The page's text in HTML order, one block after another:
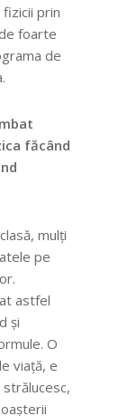
prin
foarte
de
făcând
mulți
pe
astfel
și
O
viață, e